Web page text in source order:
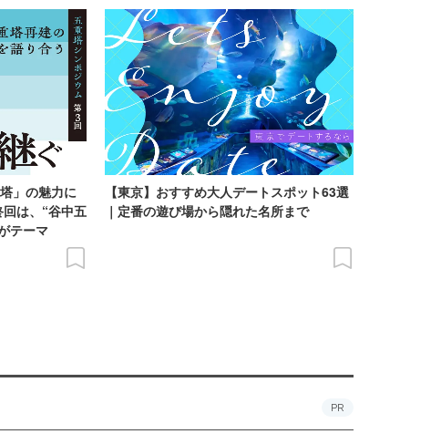
」の魅力に
は、“谷中五
テーマ
【東京】おすすめ大人デートスポット63選
｜定番の遊び場から隠れた名所まで
PR